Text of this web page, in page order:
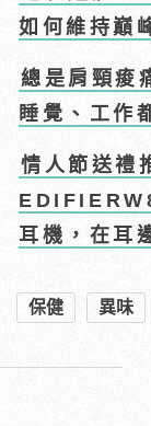
如何維持巔
總是肩頸痠
睡覺、工作
情人節送禮
耳機，在耳
保健 異味